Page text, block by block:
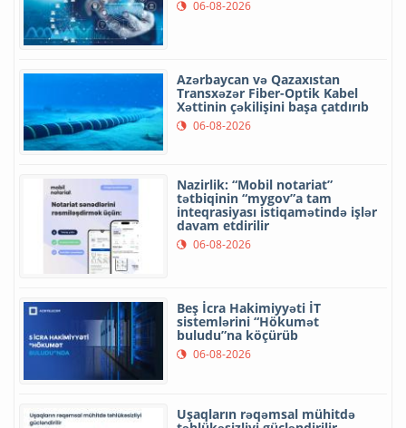
06-08-2026
Azərbaycan və Qazaxıstan
Transxəzər Fiber-Optik Kabel
Xəttinin çəkilişini başa çatdırıb
06-08-2026
Nazirlik: “Mobil notariat”
tətbiqinin “mygov”a tam
inteqrasiyası istiqamətində işlər
davam etdirilir
06-08-2026
Beş İcra Hakimiyyəti İT
sistemlərini “Hökumət
buludu”na köçürüb
06-08-2026
Uşaqların rəqəmsal mühitdə